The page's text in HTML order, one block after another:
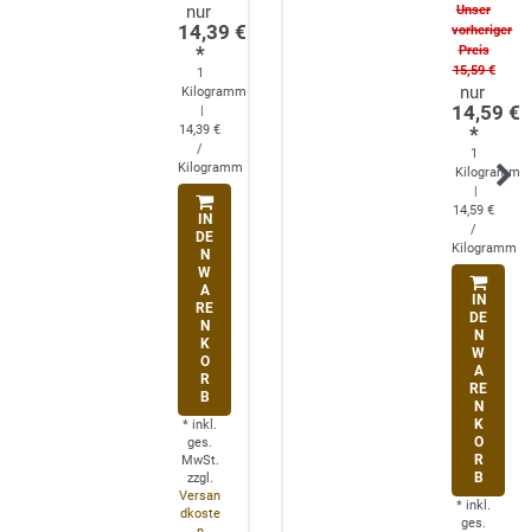
14,39 €
*
1
Kilogramm
14,39 €
/
Kilogramm
IN
DE
N
W
A
RE
N
K
O
R
B
* inkl.
ges.
MwSt.
zzgl.
Versan
dkoste
Unser
vorheriger
Preis
15,59 €
14,59 €
*
1
Kilogramm
14,59 €
/
Kilogramm
IN
DE
N
W
A
RE
N
K
O
R
B
* inkl.
ges.